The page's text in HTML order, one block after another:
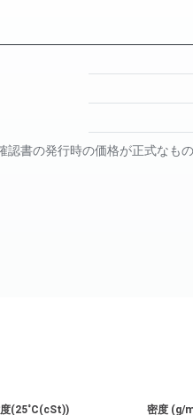
書の発行時の価格が正式なもの
(25˚C(cSt)) 密度 (g/